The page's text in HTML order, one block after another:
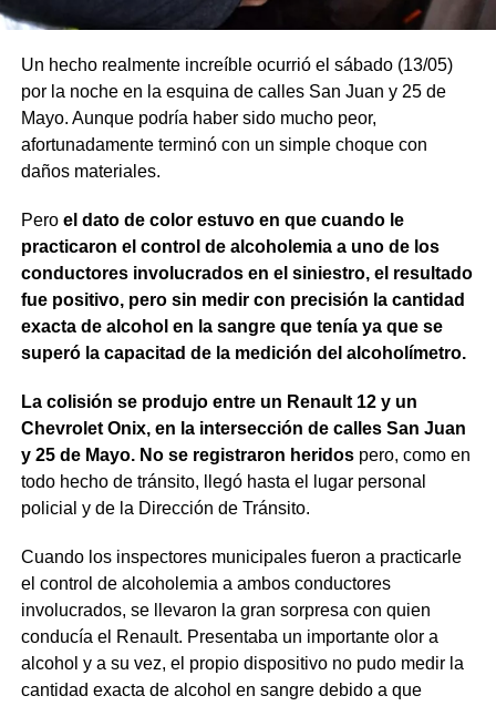
Un hecho realmente increíble ocurrió el sábado (13/05)
por la noche en la esquina de calles San Juan y 25 de
Mayo. Aunque podría haber sido mucho peor,
afortunadamente terminó con un simple choque con
daños materiales.
Pero el dato de color estuvo en que cuando le
practicaron el control de alcoholemia a uno de los
conductores involucrados en el siniestro, el resultado
fue positivo, pero sin medir con precisión la cantidad
exacta de alcohol en la sangre que tenía ya que se
superó la capacitad de la medición del alcoholímetro.
La colisión se produjo entre un Renault 12 y un
Chevrolet Onix, en la intersección de calles San Juan
y 25 de Mayo. No se registraron heridospero, como en
todo hecho de tránsito, llegó hasta el lugar personal
policial y de la Dirección de Tránsito.
Cuando los inspectores municipales fueron a practicarle
el control de alcoholemia a ambos conductores
involucrados, se llevaron la gran sorpresa con quien
conducía el Renault. Presentaba un importante olor a
alcohol y a su vez, el propio dispositivo no pudo medir la
cantidad exacta de alcohol en sangre debido a que